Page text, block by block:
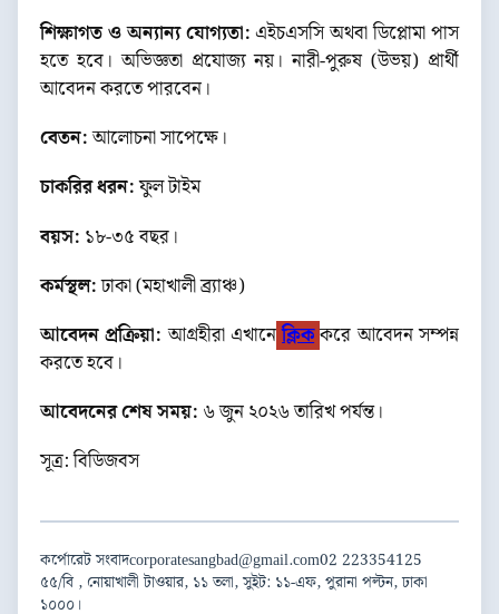
শিক্ষাগত ও অন্যান্য যোগ্যতা:এইচএসসি অথবা ডিপ্লোমা পাস
হতে হবে। অভিজ্ঞতা প্রযোজ্য নয়। নারী-পুরুষ (উভয়) প্রার্থী
আবেদন করতে পারবেন।
বেতন:আলোচনা সাপেক্ষে।
চাকরির ধরন:ফুল টাইম
বয়স: ১৮-৩৫ বছর।
কর্মস্থল:ঢাকা (মহাখালী ব্র্যাঞ্চ)
আবেদন প্রক্রিয়া:আগ্রহীরা এখানে ক্লিক করে আবেদন সম্পন্ন
করতে হবে।
আবেদনের শেষ সময়: ৬ জুন ২০২৬ তারিখ পর্যন্ত।
সূত্র: বিডিজবস
কর্পোরেট সংবাদcorporatesangbad@gmail.com02 223354125
৫৫/বি , নোয়াখালী টাওয়ার, ১১ তলা, সুইট: ১১-এফ, পুরানা পল্টন, ঢাকা
১০০০।